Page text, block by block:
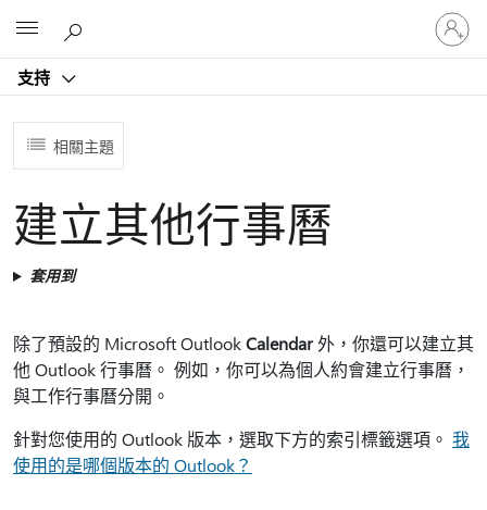
支持
登
入
您
相關主題
建立其他行事曆
套用到
除了預設的 Microsoft OutlookCalendar外，你還可以建立其
他 Outlook 行事曆。 例如，你可以為個人約會建立行事曆，
與工作行事曆分開。
針對您使用的 Outlook 版本，選取下方的索引標籤選項。 我
使用的是哪個版本的 Outlook？